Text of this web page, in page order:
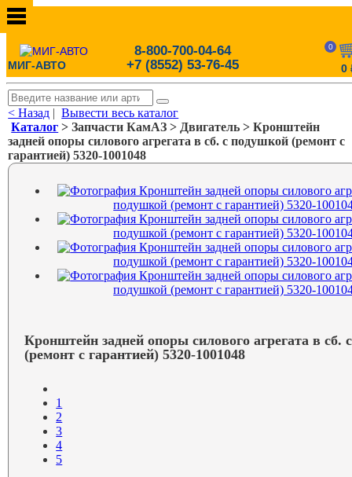
МИГ-АВТО
8-800-700-04-64
+7 (8552) 53-76-45
0
0
< Назад |Вывести весь каталог
Каталог > Запчасти КамАЗ > Двигатель > Кронштейн
задней опоры силового агрегата в сб. с подушкой (ремонт с
гарантией) 5320-1001048
Кронштейн задней опоры силового агрегата в сб.
(ремонт с гарантией) 5320-1001048
1
2
3
4
5